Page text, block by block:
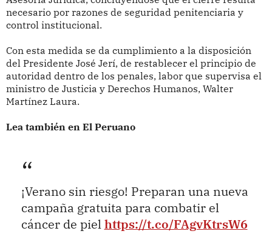
necesario por razones de seguridad penitenciaria y
control institucional.
Con esta medida se da cumplimiento a la disposición
del Presidente José Jerí, de restablecer el principio de
autoridad dentro de los penales, labor que supervisa el
ministro de Justicia y Derechos Humanos, Walter
Martínez Laura.
Lea también en El Peruano
¡Verano sin riesgo! Preparan una nueva
campaña gratuita para combatir el
cáncer de piel https://t.co/FAgvKtrsW6